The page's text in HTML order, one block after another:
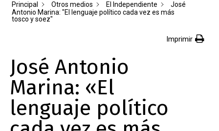
Principal
Otros medios El Independiente
José
Antonio Marina: "El lenguaje político cada vez es más
tosco y soez"
Imprimir
José Antonio
Marina: «El
lenguaje político